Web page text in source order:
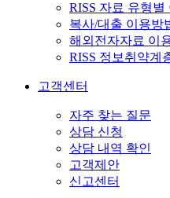
RISS 자료 유형별
복사/대출 이용방
해외전자자료 이
RISS 정보취약계
고객센터
자주 찾는 질문
상담 신청
상담 내역 확인
고객제안
신고센터